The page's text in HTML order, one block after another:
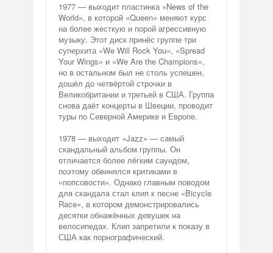
1977 — выходит пластинка «News of the
World», в которой «Queen» меняют курс
на более жесткую и порой агрессивную
музыку. Этот диск принёс группе три
суперхита «We Will Rock You», «Spread
Your Wings» и «We Are the Champions»,
но в остальном был не столь успешен,
дошёл до четвёртой строчки в
Великобритании и третьей в США. Группа
снова даёт концерты в Швеции, проводит
туры по Северной Америке и Европе.
1978 — выходит «Jazz» — самый
скандальный альбом группы. Он
отличается более лёгким саундом,
поэтому обвинялся критиками в
«попсовости». Однако главным поводом
для скандала стал клип к песне «Bicycle
Race», в котором демонстрировались
десятки обнажённых девушек на
велосипедах. Клип запретили к показу в
США как порнографический.